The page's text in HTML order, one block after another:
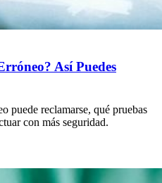
Así Puedes
puede reclamarse, qué pruebas
con más seguridad.